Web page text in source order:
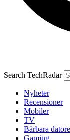
Search TechRadar
Nyheter
Recensioner
Mobiler
TV
Bärbara
Gaming